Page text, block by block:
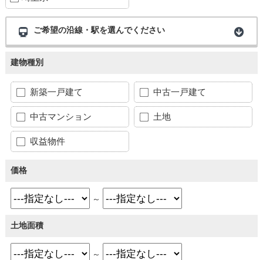
ご希望の沿線・駅を選んでください
建物種別
新築一戸建て 中古一戸建て
中古マンション 土地
収益物件
価格
～
土地面積
～